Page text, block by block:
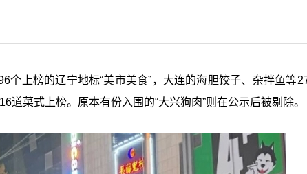
上榜的辽宁地标“美市美食”，大连的海胆饺子、杂拌鱼等
菜式上榜。原本有份入围的“大兴狗肉”则在公示后被剔除。